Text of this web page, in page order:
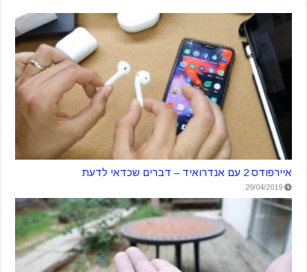
איירפודס 2 עם אנדרואיד – דברים שכדאי לדעת
29/04/2019